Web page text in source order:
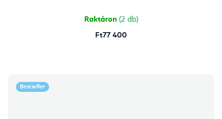
Raktáron (2 db)
Ft77 400
Bestseller